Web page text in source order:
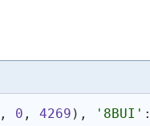
, 0 , 4269 ) , '8BUI'